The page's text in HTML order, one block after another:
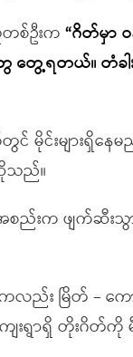
စ်ဦးက “ဂိတ်မှာ
တွေ့ရတယ်။ တံခါ
မိုင်းများရှိန
သည်။
းက ဖျက်ဆီးသွ
လည်း မြိတ် – ကေ
းရွာရှိ တိုးဂိတ်ကို